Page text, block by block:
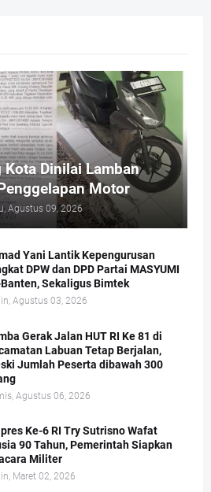
Dinilai Lamban
Motor
Agustus 09, 2026
Yani Lantik Kepengurusan
DPW dan DPD Partai MASYUMI
Sekaligus Bimtek
Agustus 03, 2026
Gerak Jalan HUT RI Ke 81 di
Labuan Tetap Berjalan,
Jumlah Peserta dibawah 300
Agustus 06, 2026
Ke-6 RI Try Sutrisno Wafat
90 Tahun, Pemerintah Siapkan
Militer
Maret 02, 2026